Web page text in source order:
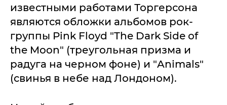
известными работами Торгерсона
являются обложки альбомов рок-
группы Pink Floyd "The Dark Side of
the Moon" (треугольная призма и
радуга на черном фоне) и "Animals"
(свинья в небе над Лондоном).